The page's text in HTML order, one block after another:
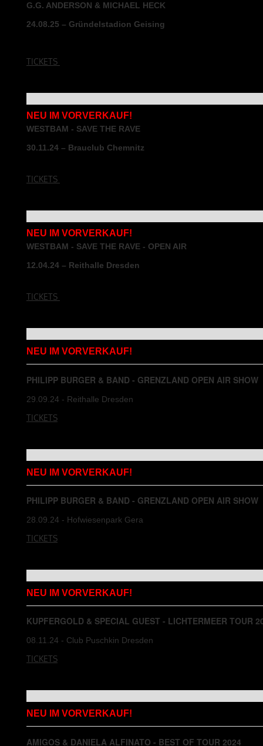
G.G. ANDERSON & MICHAEL HECK
24.08.25 – Gründelstadion Geising
TICKETS
NEU IM VORVERKAUF!
WESTBAM - SAVE THE RAVE
30.11.24 – Brauclub Chemnitz
TICKETS
NEU IM VORVERKAUF!
WESTBAM - SAVE THE RAVE - OPEN AIR
12.04.24 – Reithalle Dresden
TICKETS
NEU IM VORVERKAUF!
PHILIPP BURGER & BAND - GRENZLAND OPEN AIR SHOW
29.09.24 - Reithalle Dresden
TICKETS
NEU IM VORVERKAUF!
PHILIPP BURGER & BAND - GRENZLAND OPEN AIR SHOW
28.09.24 - Hofwiesenpark Gera
TICKETS
NEU IM VORVERKAUF!
KUPFERGOLD & SPECIAL GUEST - LICHTERMEER TOUR
08.11.24 - Club Puschkin Dresden
TICKETS
NEU IM VORVERKAUF!
AMIGOS & DANIELA ALFINATO - BEST OF TOUR 2024